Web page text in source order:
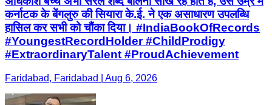
कर्नाटक के बेंगलुरु की सियारा के.ई. ने एक असाधारण उपलब्धि
हासिल कर सभी को चौंका दिया। #IndiaBookOfRecords
#YoungestRecordHolder #ChildProdigy
#ExtraordinaryTalent #ProudAchievement
Faridabad, Faridabad | Aug 6, 2026